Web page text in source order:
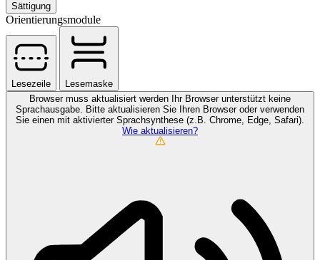
Sättigung
Orientierungsmodule
Lesezeile
Lesemaske
Browser muss aktualisiert werden
Ihr Browser unterstützt keine
Sprachausgabe. Bitte aktualisieren Sie Ihren Browser oder verwenden
Sie einen mit aktivierter Sprachsynthese (z.B. Chrome, Edge, Safari).
Wie aktualisieren?